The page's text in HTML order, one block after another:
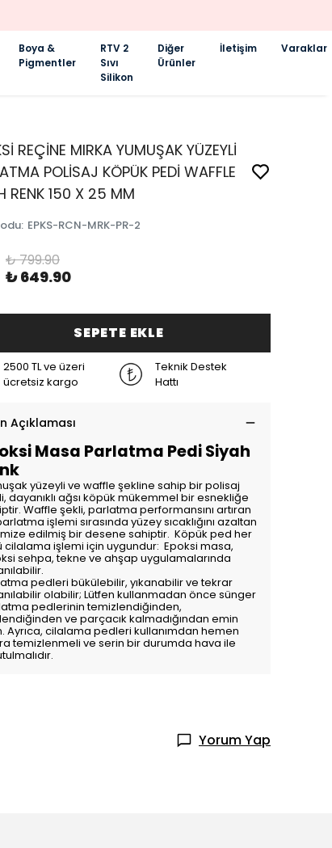
Boya &
Pigmentler
RTV 2
Sıvı
Silikon
Diğer
Ürünler
İletişim Varaklar
REÇİNE MIRKA YUMUŞAK YÜZEYLİ
POLİSAJ KÖPÜK PEDİ WAFFLE
RENK 150 X 25 MM
: EPKS-RCN-MRK-PR-2
₺ 799.90
₺ 649.90
SEPETE EKLE
2500 TL ve üzeri
ücretsiz kargo
Teknik Destek
Hattı
Açıklaması
Masa Parlatma Pedi Siyah
yüzeyli ve waffle şekline sahip bir polisaj
dayanıklı ağsı köpük mükemmel bir esnekliğe
Waffle şekli, parlatma performansını artıran
işlemi sırasında yüzey sıcaklığını azaltan
edilmiş bir desene sahiptir. Köpük ped her
cilalama işlemi için uygundur: Epoksi masa,
sehpa, tekne ve ahşap uygulamalarında
pedleri bükülebilir, yıkanabilir ve tekrar
olabilir; Lütfen kullanmadan önce sünger
pedlerinin temizlendiğinden,
ve parçacık kalmadığından emin
Ayrıca, cilalama pedleri kullanımdan hemen
temizlenmeli ve serin bir durumda hava ile
Yorum Yap